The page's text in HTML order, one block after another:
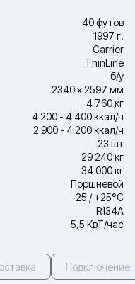
40 футов
1997 г.
Carrier
ThinLine
б/у
2340 х 2597 мм
4 760 кг
4 200 - 4 400 ккал/ч
2 900 - 4 200 ккал/ч
23 шт
29 240 кг
34 000 кг
Поршневой
-25 / +25°С
R134A
5,5 КвТ/час
Подключение